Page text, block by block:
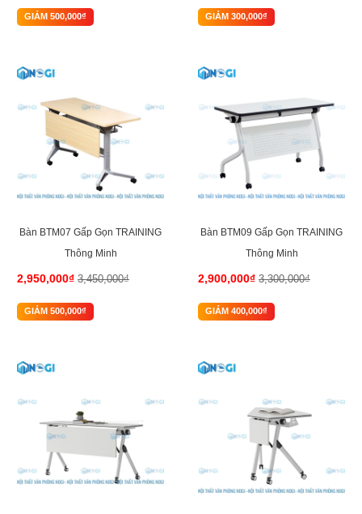
GIẢM 500,000₫ GIẢM 300,000₫
-14%
Bàn BTM07 Gấp Gọn TRAINING
Thông Minh
2,950,000₫ 3,450,000₫
GIẢM 500,000₫
-12%
Bàn BTM09 Gấp Gọn TRAINING
Thông Minh
2,900,000₫ 3,300,000₫
GIẢM 400,000₫
-16% -16%